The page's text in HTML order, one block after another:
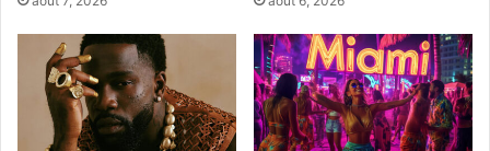
millions de Canadiens viennent chaque année et où 600
entreprises canadiennes sont implantées ; autant de faits
rappelés par Sylvia Cesaratto qui a également rappelé les
valeurs du Canada, et qui a présenté un « mug » célébrant